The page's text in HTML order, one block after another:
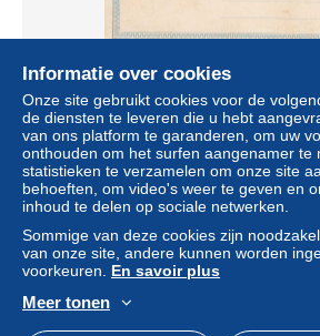
Danish West Indies Postcard
± US$ 1,16 1
Statuut
Nieuw
Informatie over cookies
Onze site gebruikt cookies voor de
de diensten te leveren die u hebt
van ons platform te garanderen, om uw
onthouden om het surfen aangenamer te
statistieken te verzamelen om onze site
behoeften, om video's weer te geven en
inhoud te delen op sociale netwerken.
Sommige van deze cookies zijn
van onze site, andere kunnen worden
voorkeuren. En savoir plus
Meer tonen